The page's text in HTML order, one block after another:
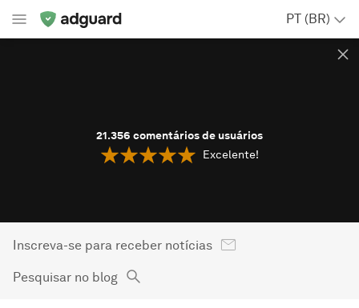
PT (BR)
21.356 comentários de usuários
Excelente!
Inscreva-se para receber notícias
Pesquisar no blog